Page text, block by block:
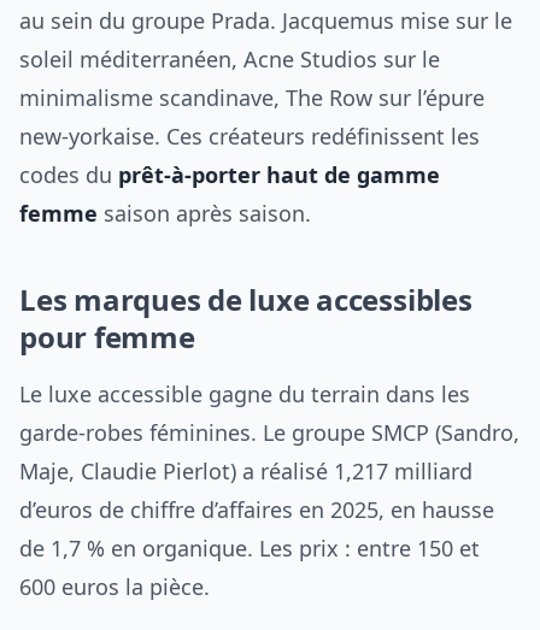
au sein du groupe Prada. Jacquemus mise sur le
soleil méditerranéen, Acne Studios sur le
minimalisme scandinave, The Row sur l’épure
new-yorkaise. Ces créateurs redéfinissent les
codes du prêt-à-porter haut de gamme
femme saison après saison.
Les marques de luxe accessibles
pour femme
Le luxe accessible gagne du terrain dans les
garde-robes féminines. Le groupe SMCP (Sandro,
Maje, Claudie Pierlot) a réalisé 1,217 milliard
d’euros de chiffre d’affaires en 2025, en hausse
de 1,7 % en organique. Les prix : entre 150 et
600 euros la pièce.